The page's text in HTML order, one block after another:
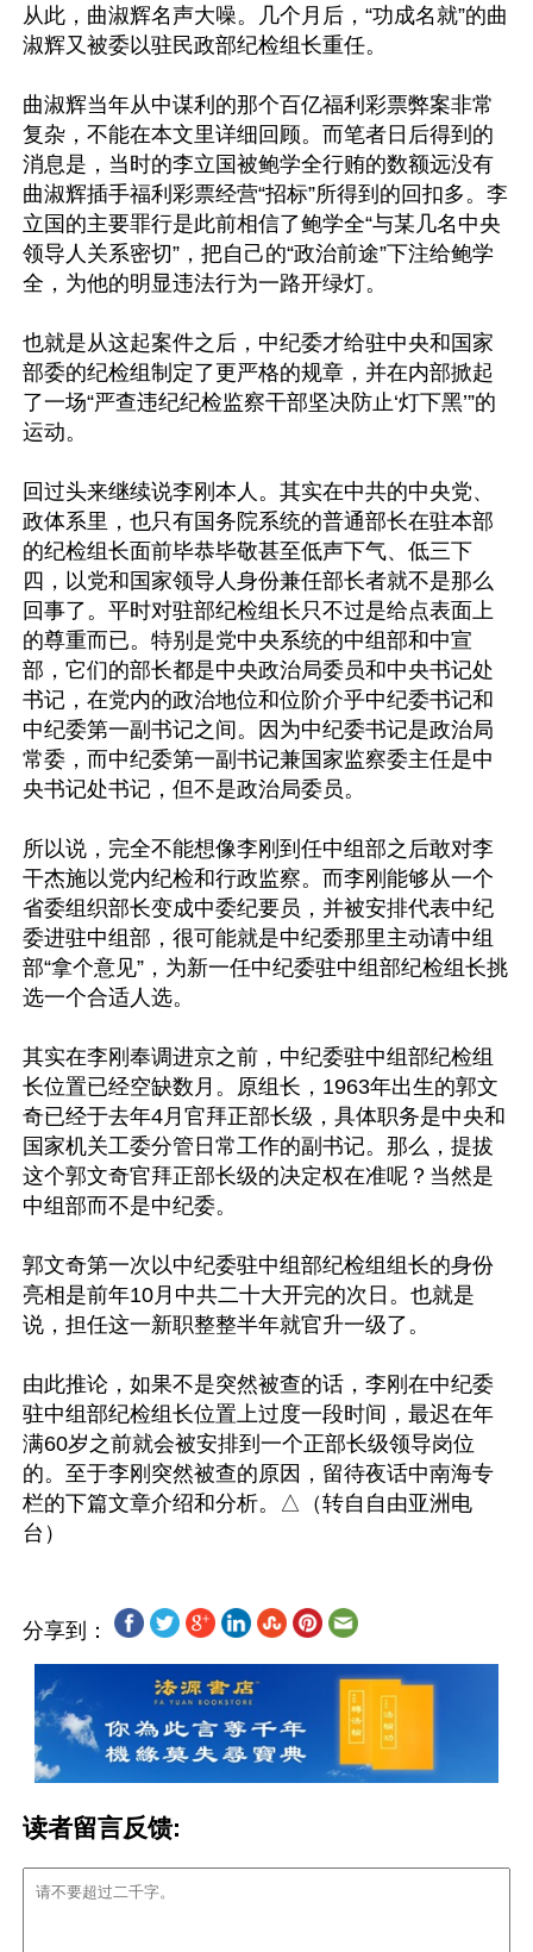
从此，曲淑辉名声大噪。几个月后，“功成名就”的曲
淑辉又被委以驻民政部纪检组长重任。
曲淑辉当年从中谋利的那个百亿福利彩票弊案非常
复杂，不能在本文里详细回顾。而笔者日后得到的
消息是，当时的李立国被鲍学全行贿的数额远没有
曲淑辉插手福利彩票经营“招标”所得到的回扣多。李
立国的主要罪行是此前相信了鲍学全“与某几名中央
领导人关系密切”，把自己的“政治前途”下注给鲍学
全，为他的明显违法行为一路开绿灯。
也就是从这起案件之后，中纪委才给驻中央和国家
部委的纪检组制定了更严格的规章，并在内部掀起
了一场“严查违纪纪检监察干部坚决防止‘灯下黑’”的
运动。
回过头来继续说李刚本人。其实在中共的中央党、
政体系里，也只有国务院系统的普通部长在驻本部
的纪检组长面前毕恭毕敬甚至低声下气、低三下
四，以党和国家领导人身份兼任部长者就不是那么
回事了。平时对驻部纪检组长只不过是给点表面上
的尊重而已。特别是党中央系统的中组部和中宣
部，它们的部长都是中央政治局委员和中央书记处
书记，在党内的政治地位和位阶介乎中纪委书记和
中纪委第一副书记之间。因为中纪委书记是政治局
常委，而中纪委第一副书记兼国家监察委主任是中
央书记处书记，但不是政治局委员。
所以说，完全不能想像李刚到任中组部之后敢对李
干杰施以党内纪检和行政监察。而李刚能够从一个
省委组织部长变成中委纪要员，并被安排代表中纪
委进驻中组部，很可能就是中纪委那里主动请中组
部“拿个意见”，为新一任中纪委驻中组部纪检组长挑
选一个合适人选。
其实在李刚奉调进京之前，中纪委驻中组部纪检组
长位置已经空缺数月。原组长，1963年出生的郭文
奇已经于去年4月官拜正部长级，具体职务是中央和
国家机关工委分管日常工作的副书记。那么，提拔
这个郭文奇官拜正部长级的决定权在准呢？当然是
中组部而不是中纪委。
郭文奇第一次以中纪委驻中组部纪检组组长的身份
亮相是前年10月中共二十大开完的次日。也就是
说，担任这一新职整整半年就官升一级了。
由此推论，如果不是突然被查的话，李刚在中纪委
驻中组部纪检组长位置上过度一段时间，最迟在年
满60岁之前就会被安排到一个正部长级领导岗位
的。至于李刚突然被查的原因，留待夜话中南海专
栏的下篇文章介绍和分析。△（转自自由亚洲电
分享到：
读者留言反馈: